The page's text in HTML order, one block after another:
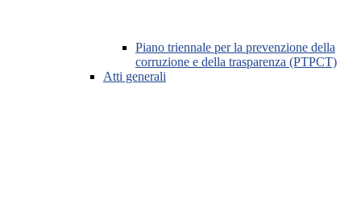
Piano triennale per la prevenzione della
corruzione e della trasparenza (PTPCT)
Atti generali